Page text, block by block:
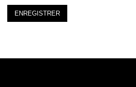
ENREGISTRER